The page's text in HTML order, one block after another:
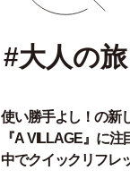
#大人の旅
使い勝手よし！の新
『A VILLAGE』に
中でクイックリフレ